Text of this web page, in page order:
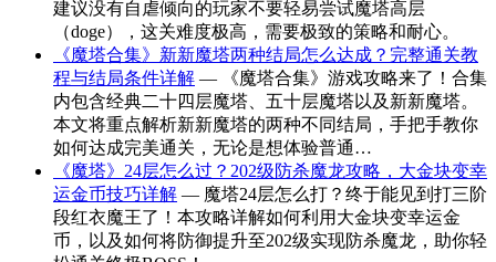
建议没有自虐倾向的玩家不要轻易尝试魔塔高层
（doge），这关难度极高，需要极致的策略和耐心。
《魔塔合集》新新魔塔两种结局怎么达成？完整通关教
程与结局条件详解 — 《魔塔合集》游戏攻略来了！合集
内包含经典二十四层魔塔、五十层魔塔以及新新魔塔。
本文将重点解析新新魔塔的两种不同结局，手把手教你
如何达成完美通关，无论是想体验普通…
《魔塔》24层怎么过？202级防杀魔龙攻略，大金块变幸
运金币技巧详解 — 魔塔24层怎么打？终于能见到打三阶
段红衣魔王了！本攻略详解如何利用大金块变幸运金
币，以及如何将防御提升至202级实现防杀魔龙，助你轻